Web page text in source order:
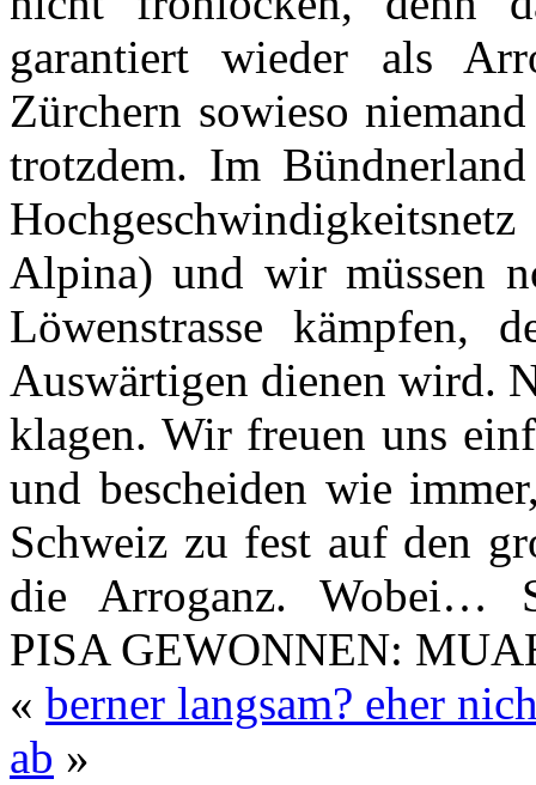
garantiert wieder als
Zürchern sowieso
trotzdem. Im
Alpina) und wir müssen
Löwenstrasse
Auswärtigen dienen wird.
klagen. Wir freuen uns
und bescheiden wie
Schweiz zu fest auf den
die Arroganz. Wobei…
PISA GEWONNEN:
« berner langsam? eher
ab »